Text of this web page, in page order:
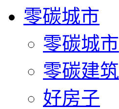
零碳城市
零碳城市
零碳建筑
好房子